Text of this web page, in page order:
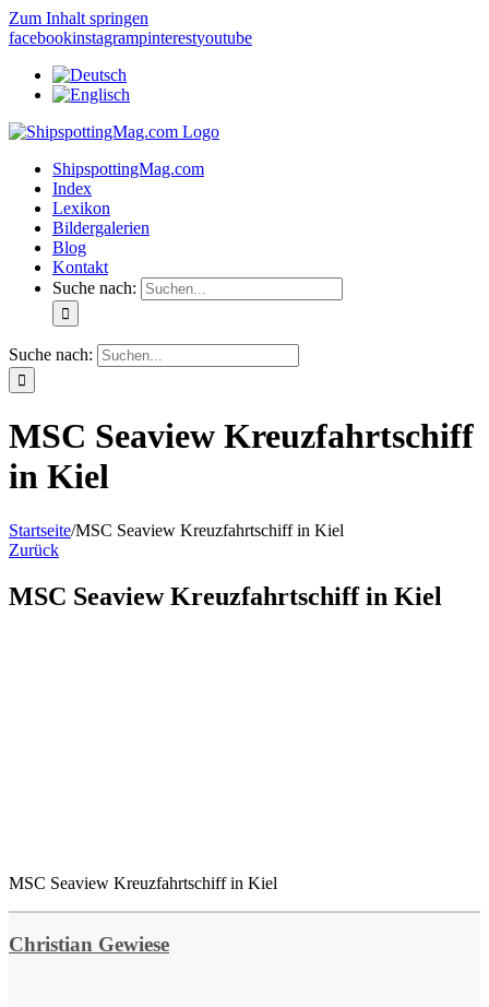
Zum Inhalt springen
facebookinstagrampinterestyoutube
ShipspottingMag.com
Index
Lexikon
Bildergalerien
Blog
Kontakt
Suche nach:
Suche nach:
MSC Seaview Kreuzfahrtschiff
in Kiel
Startseite/MSC Seaview Kreuzfahrtschiff in Kiel
Zurück
MSC Seaview Kreuzfahrtschiff in Kiel
MSC Seaview Kreuzfahrtschiff in Kiel
Christian Gewiese